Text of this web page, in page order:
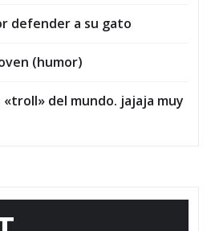
defender a su gato
(humor)
«troll» del mundo. jajaja muy